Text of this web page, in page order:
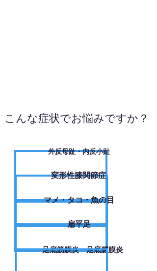
こんな症状でお悩みですか？
外反母趾・内反小趾
変形性膝関節症
​マメ・タコ・魚の目
扁平足
足底筋膜炎・足底腱膜炎